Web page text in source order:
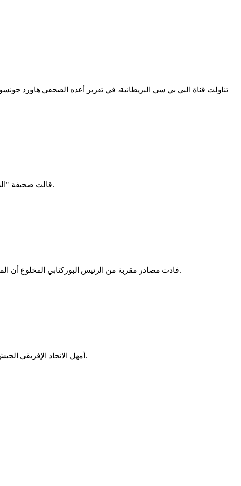
تناولت قناة البي بي سي البريطانية، في تقرير أعده الصحفي هاورد
قالت صحيفة "الخبر" الجزائرية إن الجيش الجزائري أحبط محاولة تهريب كمية كبيرة من السلاح على الحدود مع موريتانيا، بعد مطاردته لجماعة إرهابية.
فادت مصادر مقربة من الرئيس البوركنابي المخلوع أن المملكة المغربية قدمت عرضا بلجوء سياسي لبليز كومباورى الموجود حاليا بالكوت ديفوار بعد إنهيار نظامه الذي دام سبعا وعشرين سنة.
أمهل الاتحاد الإفريقي الجيش في بوركينا فاسو أسبوعين من أجل تسليم السلطة لحكومة مدنية، في حين أعلن زعيم الانقلاب أنه سيسلم السلطة لحكومة توافقية.